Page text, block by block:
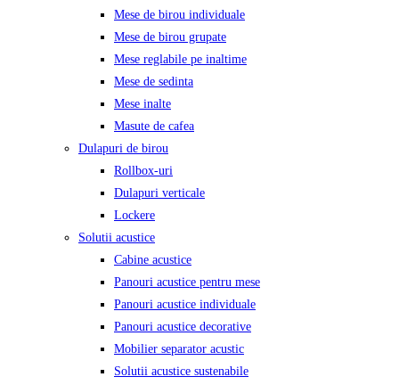
Mese de birou individuale
Mese de birou grupate
Mese reglabile pe inaltime
Mese de sedinta
Mese inalte
Masute de cafea
Dulapuri de birou
Rollbox-uri
Dulapuri verticale
Lockere
Solutii acustice
Cabine acustice
Panouri acustice pentru mese
Panouri acustice individuale
Panouri acustice decorative
Mobilier separator acustic
Solutii acustice sustenabile